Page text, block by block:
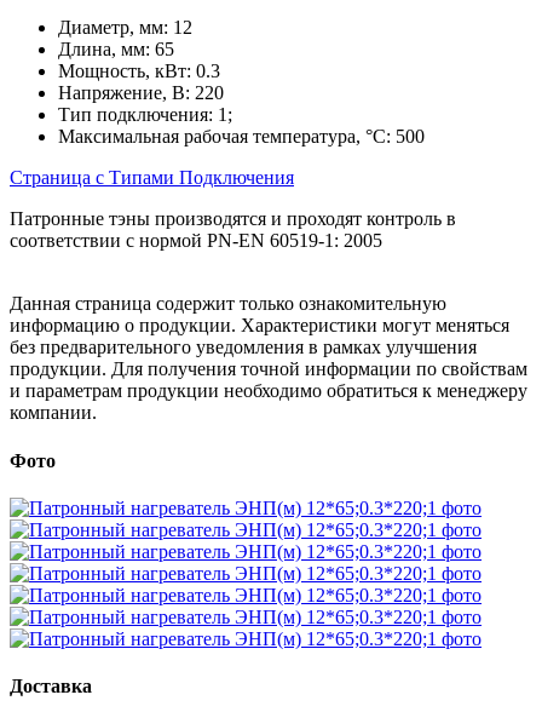
Диаметр, мм: 12
Длина, мм: 65
Мощность, кВт: 0.3
Напряжение, В: 220
Тип подключения: 1;
Максимальная рабочая температура, °С: 500
Страница с Типами Подключения
Патронные тэны производятся и проходят контроль в
соответствии с нормой PN-EN 60519-1: 2005
Данная страница содержит только ознакомительную
информацию о продукции. Характеристики могут меняться
без предварительного уведомления в рамках улучшения
продукции. Для получения точной информации по свойствам
и параметрам продукции необходимо обратиться к менеджеру
компании.
Фото
Доставка